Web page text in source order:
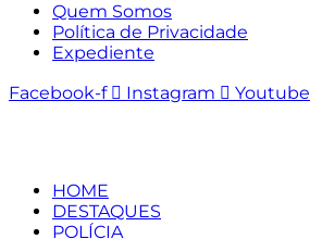
Quem Somos
Política de Privacidade
Expediente
Facebook-f
Instagram Youtube
HOME
DESTAQUES
POLÍCIA